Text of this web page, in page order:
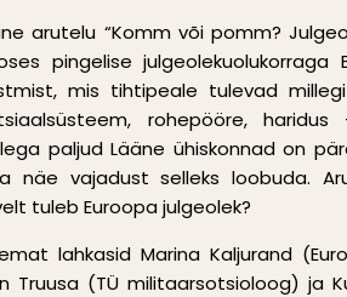
arutelu “Komm või pomm?
pingelise julgeolekuolukorraga
mis tihtipeale tulevad
rohepööre,
paljud Lääne ühiskonnad on
näe vajadust selleks loobuda.
tuleb Euroopa julgeolek?
lahkasid Marina Kaljurand
Truusa (TÜ militaarsotsioloog) ja